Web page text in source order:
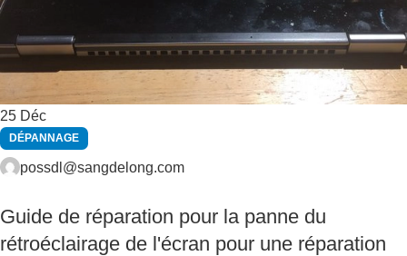
25 Déc
DÉPANNAGE
possdl@sangdelong.com
Guide de réparation pour la panne du
rétroéclairage de l'écran pour une réparation